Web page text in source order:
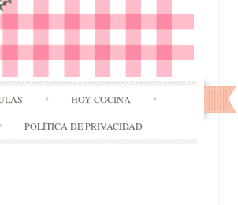
HOY COCINA
POLÍTICA DE PRIVACIDAD